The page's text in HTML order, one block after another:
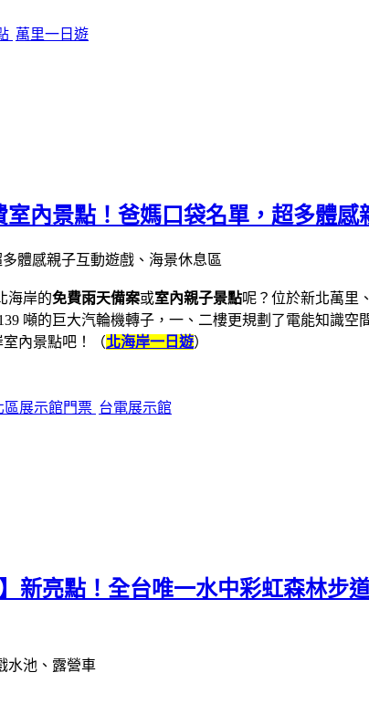
萬里一日遊
內景點！爸媽口袋名單，超多體
海岸的免費雨天備案或室內親子景點呢？位於新北萬里
噸的巨大汽輪機轉子，一、二樓更規劃了電能知識
內景點吧！（北海岸一日遊）
區展示館門票 台電展示館
新亮點！全台唯一水中彩虹森林步